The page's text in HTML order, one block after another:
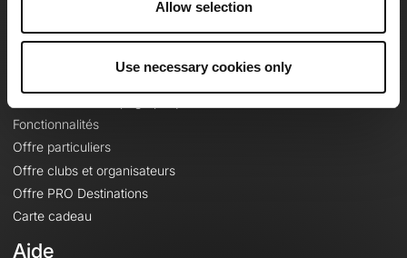
Allow selection
Use necessary cookies only
Le Mag'
Fonctionnalités
Offre particuliers
Offre clubs et organisateurs
Offre PRO Destinations
Carte cadeau
Aide